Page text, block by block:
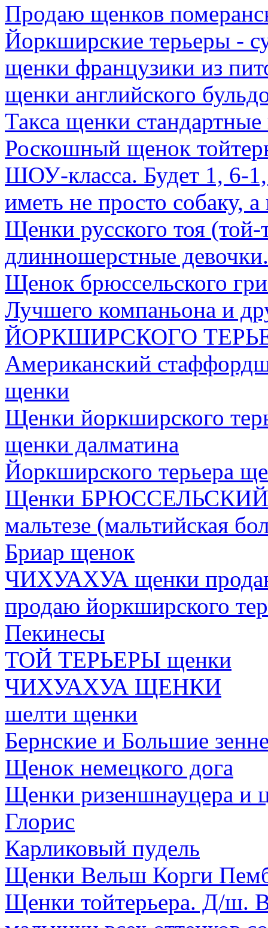
Продаю щенков
Йоркширские терьеры -
щенки французики из
щенки английского
Такса щенки
Роскошный щенок
ШОУ-класса. Будет 1, 6-1,
иметь не просто собаку,
Щенки русского тоя
длинношерстные
Щенок брюссельского
Лучшего компаньона и
ЙОРКШИРСКОГО
Американский
щенки
Щенки йоркширского
щенки далматина
Йоркширского терьера
Щенки
мальтезе (мальтийская
Бриар щенок
ЧИХУАХУА щенки
продаю йоркширского
Пекинесы
ТОЙ ТЕРЬЕРЫ щенки
ЧИХУАХУА ЩЕНКИ
шелти щенки
Бернские и Большие
Щенок немецкого дога
Щенки ризеншнауцера и
Глорис
Карликовый пудель
Щенки Вельш Корги
Щенки тойтерьера. Д/ш.